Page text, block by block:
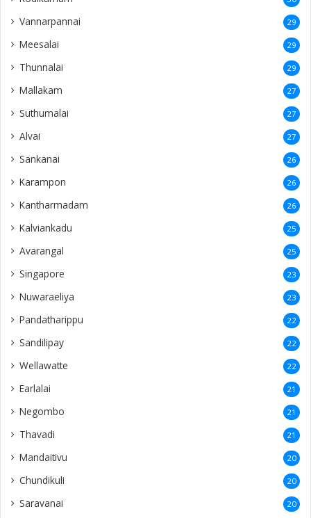
Vannarpannai 29
Meesalai 29
Thunnalai 29
Mallakam 27
Suthumalai 27
Alvai 27
Sankanai 26
Karampon 26
Kantharmadam 26
Kalviankadu 25
Avarangal 25
Singapore 23
Nuwaraeliya 23
Pandatharippu 22
Sandilipay 22
Wellawatte 22
Earlalai 21
Negombo 21
Thavadi 21
Mandaitivu 20
Chundikuli 20
Saravanai 20